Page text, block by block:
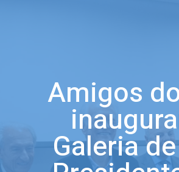
Amigos
Galeria